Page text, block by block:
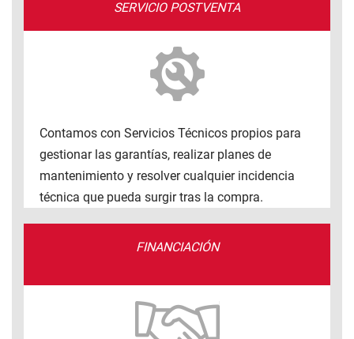
SERVICIO POSTVENTA
Contamos con Servicios Técnicos propios para
gestionar las garantías, realizar planes de
mantenimiento y resolver cualquier incidencia
técnica que pueda surgir tras la compra.
FINANCIACIÓN